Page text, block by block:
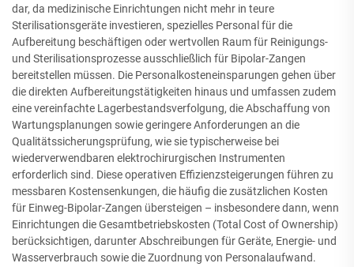
dar, da medizinische Einrichtungen nicht mehr in teure
Sterilisationsgeräte investieren, spezielles Personal für die
Aufbereitung beschäftigen oder wertvollen Raum für Reinigungs-
und Sterilisationsprozesse ausschließlich für Bipolar-Zangen
bereitstellen müssen. Die Personalkosteneinsparungen gehen über
die direkten Aufbereitungstätigkeiten hinaus und umfassen zudem
eine vereinfachte Lagerbestandsverfolgung, die Abschaffung von
Wartungsplanungen sowie geringere Anforderungen an die
Qualitätssicherungsprüfung, wie sie typischerweise bei
wiederverwendbaren elektrochirurgischen Instrumenten
erforderlich sind. Diese operativen Effizienzsteigerungen führen zu
messbaren Kostensenkungen, die häufig die zusätzlichen Kosten
für Einweg-Bipolar-Zangen übersteigen – insbesondere dann, wenn
Einrichtungen die Gesamtbetriebskosten (Total Cost of Ownership)
berücksichtigen, darunter Abschreibungen für Geräte, Energie- und
Wasserverbrauch sowie die Zuordnung von Personalaufwand.